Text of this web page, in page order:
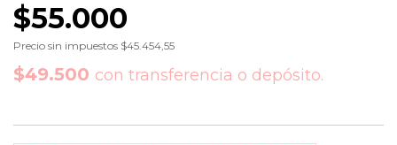
$55.000
Precio sin impuestos $45.454,55
$49.500 con transferencia o depósito.